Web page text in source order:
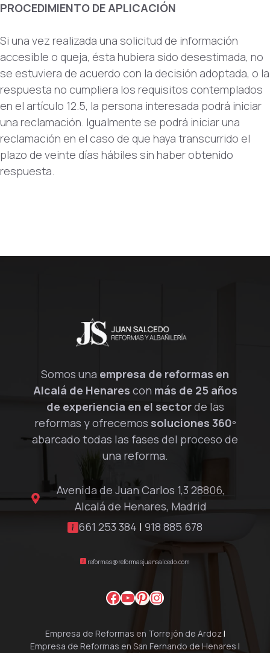
PROCEDIMIENTO DE APLICACIÓN
Si una vez realizada una solicitud de información
accesible o queja, ésta hubiera sido desestimada, no
se estuviera de acuerdo con la decisión adoptada, o la
respuesta no cumpliera los requisitos contemplados
en el artículo 12.5, la persona interesada podrá iniciar
una reclamación. Igualmente se podrá iniciar una
reclamación en el caso de que haya transcurrido el
plazo de veinte días hábiles sin haber obtenido
respuesta.
Somos una empresa de reformas en
Alcalá de Henares con más de 25 años
de experiencia en el sectorde las
reformas y ofrecemos soluciones 360º
abarcado todas las fases del proceso de
una reforma.
Avenida de Juan Carlos 1,3 28806,
Alcalá de Henares, Madrid
661 253 384 | 918 885 678
reformas@reformasjuansalcedo.com
Facebook
YouTube
Pinterest
Instagram
Empresa de Reformas en Torrejón de Ardoz|
Empresa de Reformas en San Fernando de Henares |